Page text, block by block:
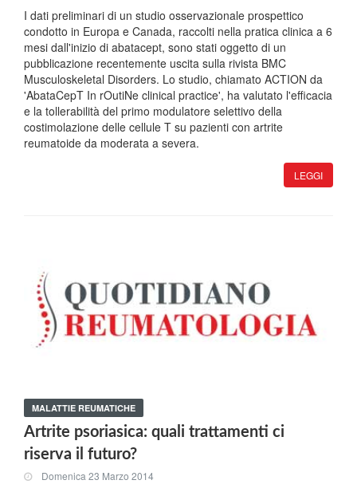
I dati preliminari di un studio osservazionale prospettico
condotto in Europa e Canada, raccolti nella pratica clinica a 6
mesi dall'inizio di abatacept, sono stati oggetto di un
pubblicazione recentemente uscita sulla rivista BMC
Musculoskeletal Disorders. Lo studio, chiamato ACTION da
'AbataCepT In rOutiNe clinical practice', ha valutato l'efficacia
e la tollerabilità del primo modulatore selettivo della
costimolazione delle cellule T su pazienti con artrite
reumatoide da moderata a severa.
LEGGI
MALATTIE REUMATICHE
Artrite psoriasica: quali trattamenti ci
riserva il futuro?
Domenica 23 Marzo 2014